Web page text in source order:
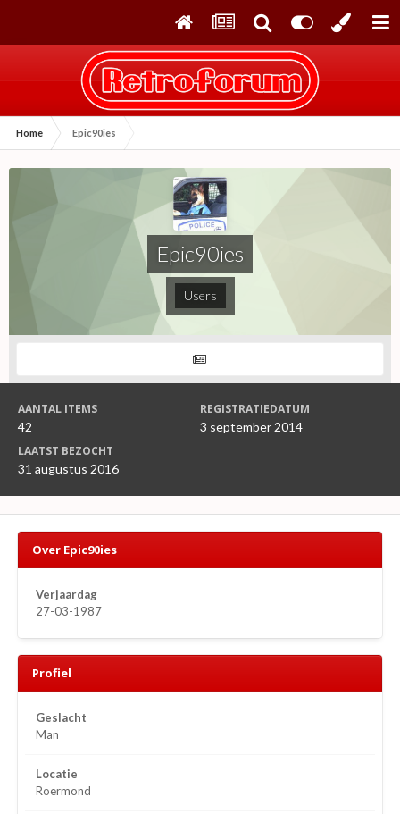
Home Epic90ies
Epic90ies
Users
AANTAL ITEMS
42
REGISTRATIEDATUM
3 september 2014
LAATST BEZOCHT
31 augustus 2016
Over Epic90ies
Verjaardag
27-03-1987
Profiel
Geslacht
Man
Locatie
Roermond